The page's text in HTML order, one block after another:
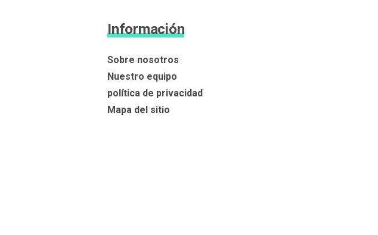
Información
Sobre nosotros
Nuestro equipo
política de privacidad
Mapa del sitio